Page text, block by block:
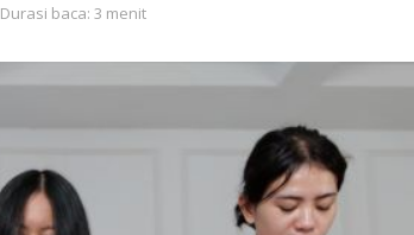
Durasi baca: 3 menit